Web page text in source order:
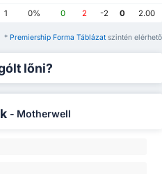
1 0% 0 2 -2 0 2.00
* Premiership Forma Táblázat szintén elérhető
lőni?
- Motherwell